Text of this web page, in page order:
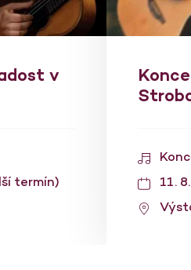
v
termín)
11.